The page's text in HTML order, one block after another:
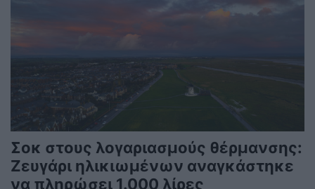
Σοκ στους λογαριασμούς θέρμανσης:
Ζευγάρι ηλικιωμένων αναγκάστηκε
να πληρώσει 1.000 λίρες